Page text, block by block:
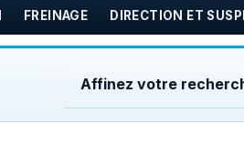
FREINAGE DIRECTION ET
Affinez votre